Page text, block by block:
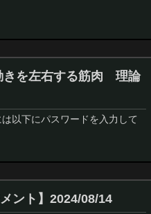
きを左右する筋肉 理論
以下にパスワードを入力して
ント】2024/08/14